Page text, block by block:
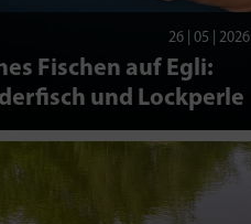
26 | 05 | 2026
Fischen auf Egli:
und Lockperle